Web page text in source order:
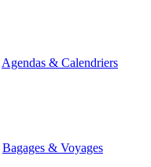
Agendas & Calendriers
Bagages & Voyages